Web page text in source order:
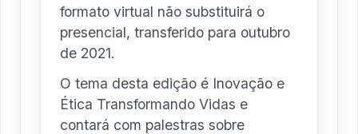
formato virtual não substituirá o
presencial, transferido para outubro
de 2021.
O tema desta edição é Inovação e
Ética Transformando Vidas e
contará com palestras sobre